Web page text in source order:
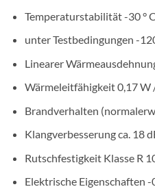
Temperaturstabilität -30 ° C
unter Testbedingungen -
Linearer
Wärmeleitfähigkeit 0,17 W
Brandverhalten
Klangverbesserung ca. 18
Rutschfestigkeit Klasse R
Elektrische Eigenschaften